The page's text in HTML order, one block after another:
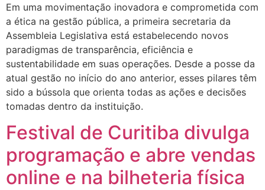
Em uma movimentação inovadora e comprometida com
a ética na gestão pública, a primeira secretaria da
Assembleia Legislativa está estabelecendo novos
paradigmas de transparência, eficiência e
sustentabilidade em suas operações. Desde a posse da
atual gestão no início do ano anterior, esses pilares têm
sido a bússola que orienta todas as ações e decisões
tomadas dentro da instituição.
Festival de Curitiba divulga
programação e abre vendas
online e na bilheteria física